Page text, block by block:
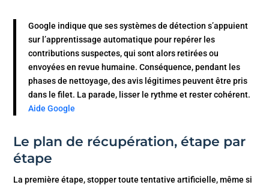
Google indique que ses systèmes de détection s’appuient
sur l’apprentissage automatique pour repérer les
contributions suspectes, qui sont alors retirées ou
envoyées en revue humaine. Conséquence, pendant les
phases de nettoyage, des avis légitimes peuvent être pris
dans le filet. La parade, lisser le rythme et rester cohérent.
Aide Google
Le plan de récupération, étape par
étape
La première étape, stopper toute tentative artificielle, même si